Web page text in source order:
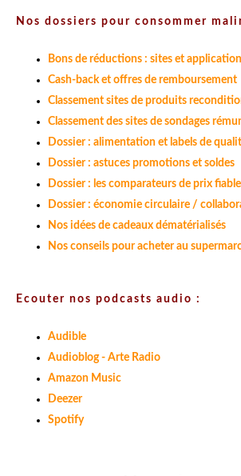
Nos dossiers pour consommer
Bons de réductions : sites et
Cash-back et offres de remboursement
Classement sites de produits
Classement des sites de sondages
Dossier : alimentation et labels de
Dossier : astuces promotions et soldes
Dossier : les comparateurs de prix
Dossier : économie circulaire /
Nos idées de cadeaux dématérialisés
Nos conseils pour acheter au
Ecouter nos podcasts audio :
Audible
Audioblog - Arte Radio
Amazon Music
Deezer
Spotify